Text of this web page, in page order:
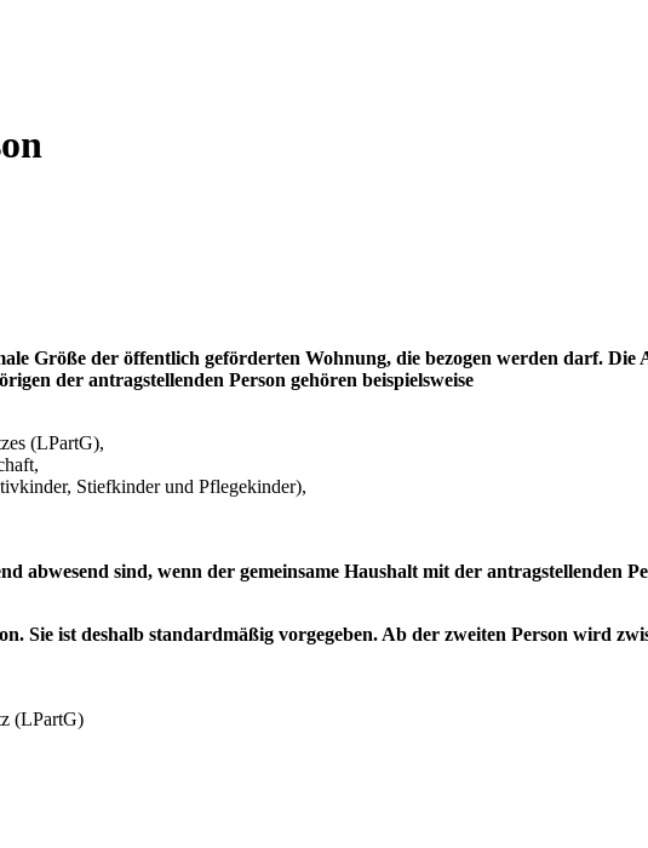
Größe der öffentlich geförderten Wohnung, die bezogen werden darf. Die
der antragstellenden Person gehören beispielsweise
(LPartG),
Stiefkinder und Pflegekinder),
abwesend sind, wenn der gemeinsame Haushalt mit der antragstellenden
Sie ist deshalb standardmäßig vorgegeben. Ab der zweiten Person wird
(LPartG)